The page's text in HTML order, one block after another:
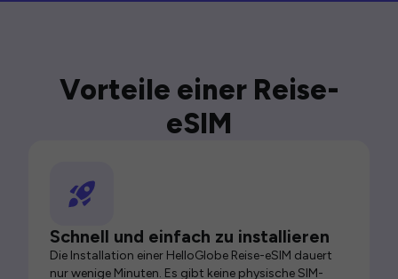
Vorteile einer Reise-
eSIM
Schnell und einfach zu installieren
Die Installation einer HelloGlobe Reise-eSIM dauert
nur wenige Minuten. Es gibt keine physische SIM-